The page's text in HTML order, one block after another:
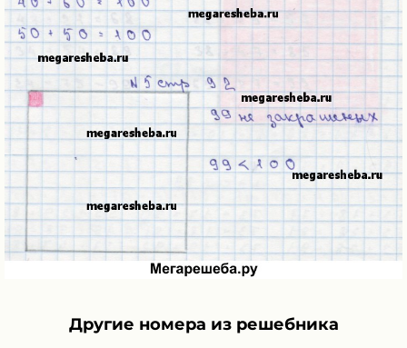
Другие номера из решебника